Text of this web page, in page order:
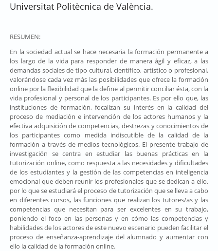
Universitat Politècnica de València.
RESUMEN:
En la sociedad actual se hace necesaria la formación permanente a
los largo de la vida para responder de manera ágil y eficaz, a las
demandas sociales de tipo cultural, científico, artístico o profesional,
valorándose cada vez más las posibilidades que ofrece la formación
online por la flexibilidad que la define al permitir conciliar ésta, con la
vida profesional y personal de los participantes. Es por ello que, las
instituciones de formación, focalizan su interés en la calidad del
proceso de mediación e intervención de los actores humanos y la
efectiva adquisición de competencias, destrezas y conocimientos de
los participantes como medida indiscutible de la calidad de la
formación a través de medios tecnológicos. El presente trabajo de
investigación se centra en estudiar las buenas prácticas en la
tutorización online, como respuesta a las necesidades y dificultades
de los estudiantes y la gestión de las competencias en inteligencia
emocional que deben reunir los profesionales que se dedican a ello,
por lo que se estudiará el proceso de tutorización que se lleva a cabo
en diferentes cursos, las funciones que realizan los tutores/as y las
competencias que necesitan para ser excelentes en su trabajo,
poniendo el foco en las personas y en cómo las competencias y
habilidades de los actores de este nuevo escenario pueden facilitar el
proceso de enseñanza-aprendizaje del alumnado y aumentar con
ello la calidad de la formación online.